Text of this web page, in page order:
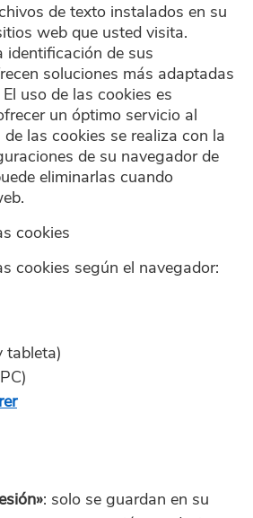
de texto instalados en su
web que usted visita.
identificación de sus
soluciones más adaptadas
uso de las cookies es
un óptimo servicio al
las cookies se realiza con la
de su navegador de
eliminarlas cuando
cookies
cookies según el navegador:
tableta)
: solo se guardan en su